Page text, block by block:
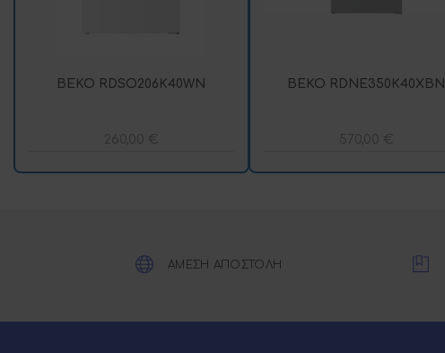
BEKO RDSO206K40WN
260,00 €
BEKO RDNE350K40XBN
570,00 €
ΑΜΕΣΗ ΑΠΟΣΤΟΛΗ